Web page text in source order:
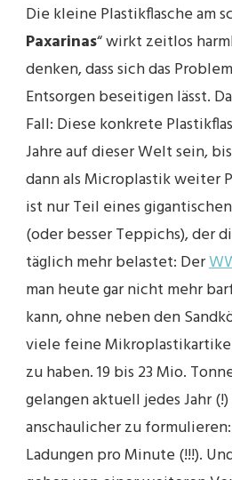
Die kleine Plastikflasche am
Paxarinas“ wirkt zeitlos
denken, dass sich das
Entsorgen beseitigen lässt.
Fall: Diese konkrete
Jahre auf dieser Welt sein,
dann als Microplastik weiter
ist nur Teil eines
(oder besser Teppichs), der
täglich mehr belastet: Der
man heute gar nicht mehr
kann, ohne neben den
viele feine
zu haben. 19 bis 23 Mio.
gelangen aktuell jedes Jahr
anschaulicher zu
Ladungen pro Minute (!!!).